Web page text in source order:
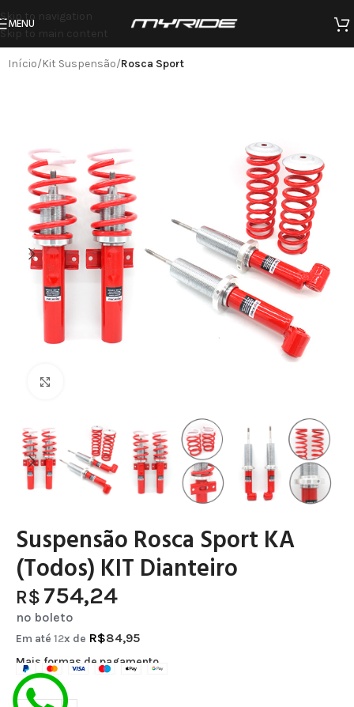
Skip to navigation
Skip to main content
MENU
Início Kit Suspensão Rosca Sport
Suspensão Rosca Sport KA
(Todos) KIT Dianteiro
R$ 754,24
no boleto
Em até 12x de R$84,95
Mais formas de pagamento